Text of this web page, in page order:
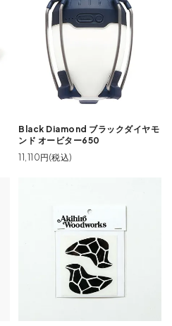
Black Diamond ブラックダイヤモ
ンド オービター650
11,110円(税込)